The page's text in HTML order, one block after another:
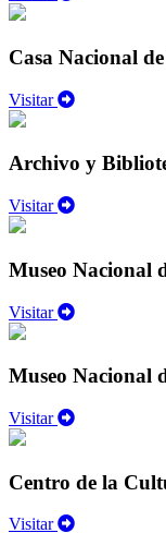
Casa Nacional
Visitar
Archivo y
Visitar
Museo Nacional
Visitar
Museo Nacional
Visitar
Centro de la
Visitar